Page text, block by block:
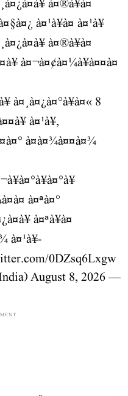
à¤®à¥à¤
à¤¹à¥à¤ à¤¹à¥
à¤®à¥à¤
à¤¬à¤¢à¤¼à¥à¤¤à¤
à¤¸à¤¿à¤°à¥à¤« 8
à¤¹à¥,
à¤à¤¾à¤¤à¤¾
à¤ªà¤°
à¤ªà¥à¤
à¤¹à¥-
0DZsq6Lxgw
— Congress (@INCIndia)
August 8, 2026